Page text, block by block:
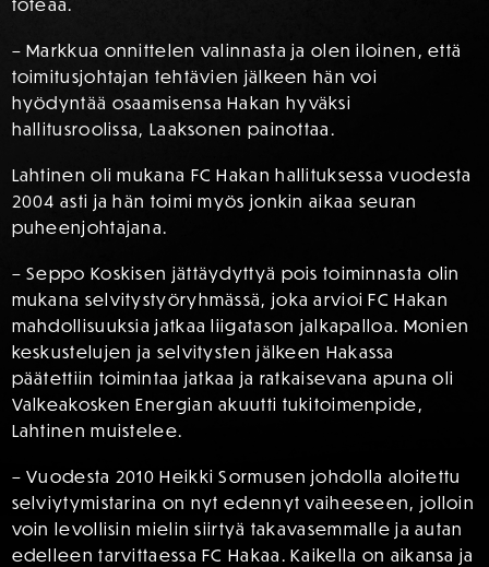
toteaa.
– Markkua onnittelen valinnasta ja olen iloinen, että
toimitusjohtajan tehtävien jälkeen hän voi
hyödyntää osaamisensa Hakan hyväksi
hallitusroolissa, Laaksonen painottaa.
Lahtinen oli mukana FC Hakan hallituksessa vuodesta
2004 asti ja hän toimi myös jonkin aikaa seuran
puheenjohtajana.
– Seppo Koskisen jättäydyttyä pois toiminnasta olin
mukana selvitystyöryhmässä, joka arvioi FC Hakan
mahdollisuuksia jatkaa liigatason jalkapalloa. Monien
keskustelujen ja selvitysten jälkeen Hakassa
päätettiin toimintaa jatkaa ja ratkaisevana apuna oli
Valkeakosken Energian akuutti tukitoimenpide,
Lahtinen muistelee.
– Vuodesta 2010 Heikki Sormusen johdolla aloitettu
selviytymistarina on nyt edennyt vaiheeseen, jolloin
voin levollisin mielin siirtyä takavasemmalle ja autan
edelleen tarvittaessa FC Hakaa. Kaikella on aikansa ja